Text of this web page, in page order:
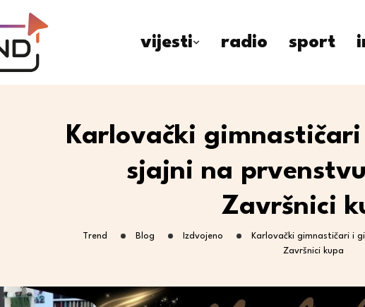
vijesti radio sport
Karlovački
sjajni na
Završnici
Trend Blog Izdvojeno
Karlovački gimnastičari i
Završnici kupa